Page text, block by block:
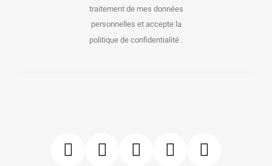
traitement de mes données
personnelles et accepte la
politique de confidentialité .